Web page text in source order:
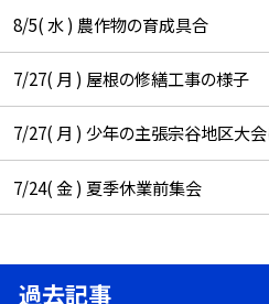
8/5( 水 ) 農作物の育成具合
7/27( 月 ) 屋根の修繕工事の様子
7/27( 月 ) 少年の主張宗谷地区大会
7/24( 金 ) 夏季休業前集会
過去記事